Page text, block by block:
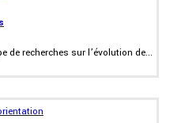
de recherches sur l’évolution de...